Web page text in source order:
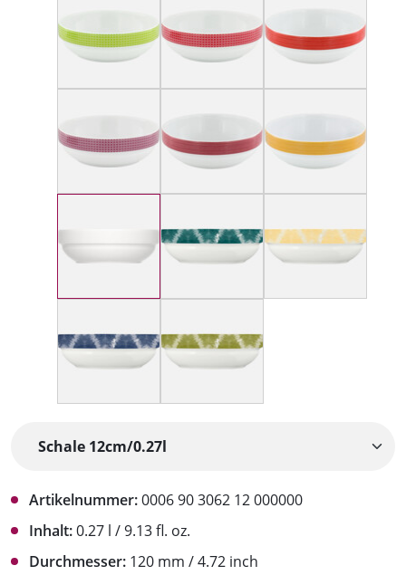
Artikelnummer:0006 90 3062 12 000000
Inhalt:0.27 l / 9.13 fl. oz.
Durchmesser: 120 mm / 4.72 inch